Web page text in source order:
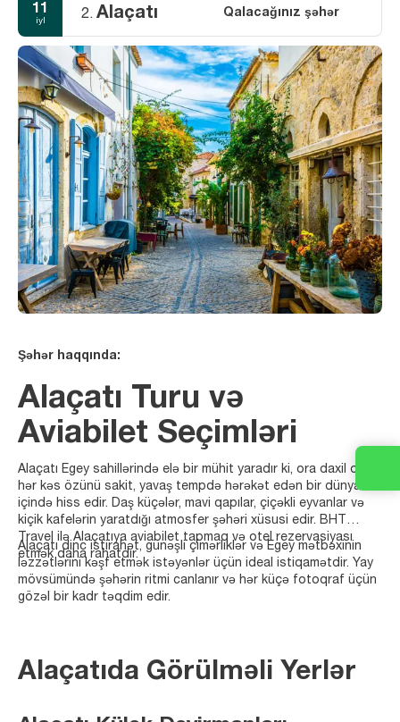
11
iyl 2. Alaçatı Qalacağınız şəhər
Şəhər haqqında:
Alaçatı Turu və
Aviabilet Seçimləri
Alaçatı Egey sahillərində elə bir mühit yaradır ki, ora daxil olan
hər kəs özünü sakit, yavaş tempdə hərəkət edən bir dünyanın
içində hiss edir. Daş küçələr, mavi qapılar, çiçəkli eyvanlar və
kiçik kafelərin yaratdığı atmosfer şəhəri xüsusi edir. BHT
Travel ilə Alaçatıya aviabilet tapmaq və otel rezervasiyası
etmək daha rahatdır.
Alaçatı dinc istirahət, günəşli çimərliklər və Egey mətbəxinin
ləzzətlərini kəşf etmək istəyənlər üçün ideal istiqamətdir. Yay
mövsümündə şəhərin ritmi canlanır və hər küçə fotoqraf üçün
gözəl bir kadr təqdim edir.
Alaçatıda Görülməli Yerlər